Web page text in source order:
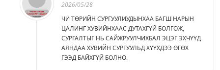
2026/05/28
ЧИ ТӨРИЙН СУРГУУЛИУДЫНХАА БАГШ НАРЫН
ЦАЛИНГ ХУВИЙНХААС ДУТАХГҮЙ БОЛГОЖ,
СУРГАЛТЫГ НЬ САЙЖРУУЛЧИХБАЛ ЭЦЭГ ЭХЧҮҮД
АЯНДАА ХУВИЙН СУРГУУЛЬД ХҮҮХДЭЭ ӨГӨХ
ГЭЭД БАЙХГҮЙ БОЛНО.